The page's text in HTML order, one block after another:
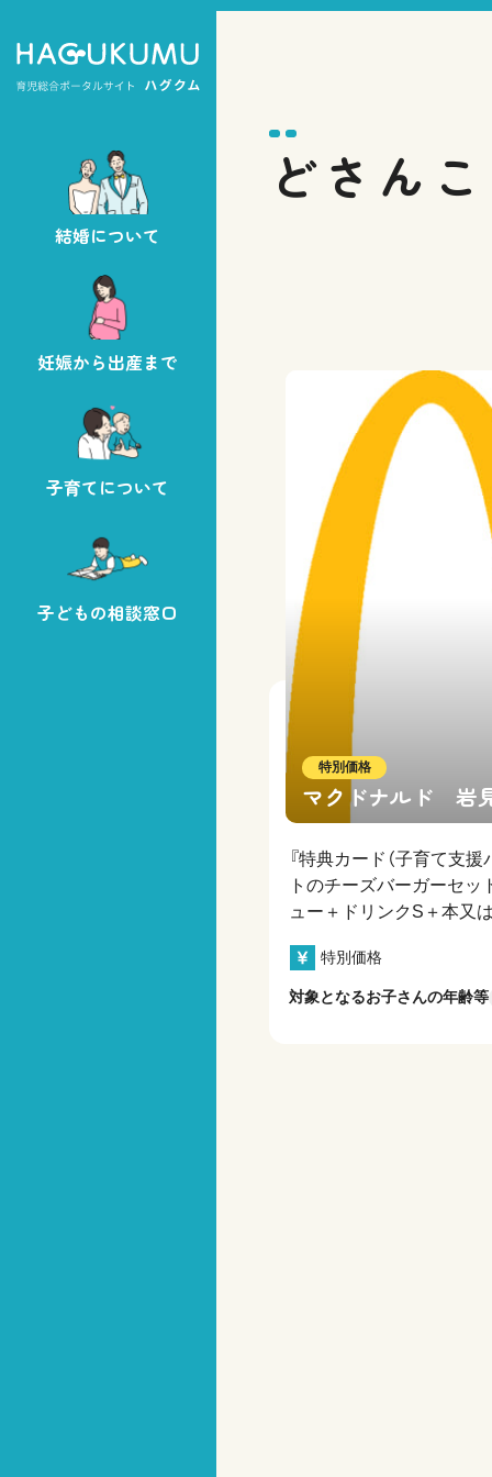
結婚について
妊娠から出産まで
子育てについて
子どもの相談窓口
どさん
特別価格
マクドナルド 岩
『特典カード（子育て支
トのチーズバーガーセッ
ュー＋ドリンクS＋本又
特別価格
対象となるお子さんの年齢等